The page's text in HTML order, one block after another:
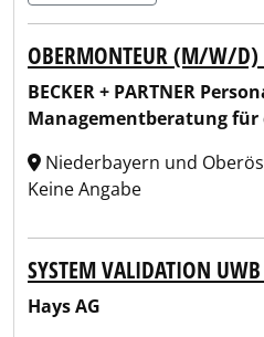
OBERMONTEUR (M/W/D)
BECKER + PARTNER
Managementberatung
Niederbayern und
Keine Angabe
SYSTEM VALIDATION
Hays AG